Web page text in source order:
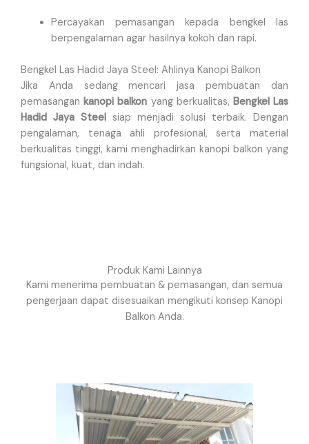
Percayakan pemasangan kepada bengkel las
berpengalaman agar hasilnya kokoh dan rapi.
Bengkel Las Hadid Jaya Steel: Ahlinya Kanopi Balkon
Jika Anda sedang mencari jasa pembuatan dan
pemasangankanopi balkon yang berkualitas, Bengkel Las
Hadid Jaya Steel siap menjadi solusi terbaik. Dengan
pengalaman, tenaga ahli profesional, serta material
berkualitas tinggi, kami menghadirkan kanopi balkon yang
fungsional, kuat, dan indah.
Produk Kami Lainnya
Kami menerima pembuatan & pemasangan, dan semua
pengerjaan dapat disesuaikan mengikuti konsep Kanopi
Balkon Anda.